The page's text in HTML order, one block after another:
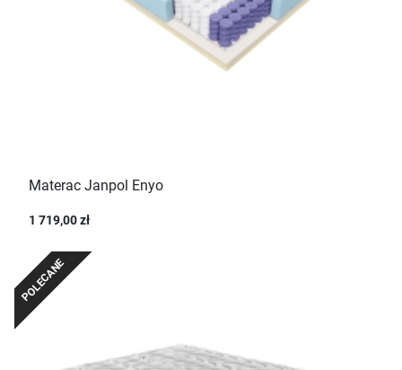
Materac Janpol Enyo
1 719,00 zł
POLECANE